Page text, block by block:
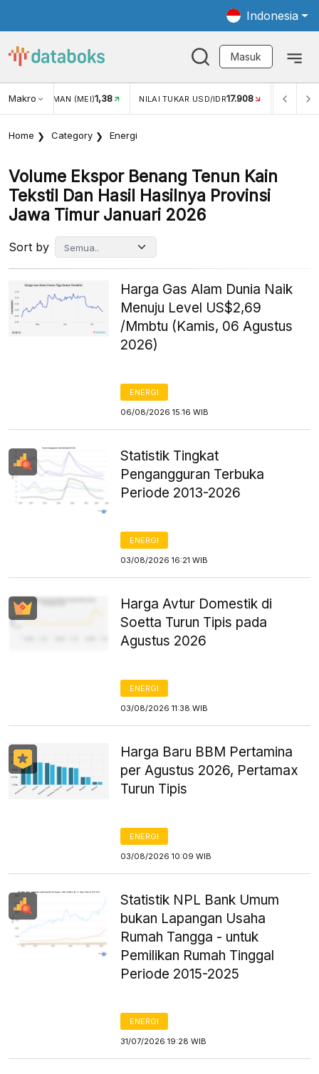
Indonesia
Masuk
MakroWISMAN (MEI)1,38 NILAI TUKAR USD/IDR17.908 INFLASI
Home Category Energi
Volume Ekspor Benang Tenun Kain
Tekstil Dan Hasil Hasilnya Provinsi
Jawa Timur Januari 2026
Sort by
Harga Gas Alam Dunia Naik
Menuju Level US$2,69
/Mmbtu (Kamis, 06 Agustus
2026)
ENERGI
06/08/2026 15:16 WIB
Statistik Tingkat
Pengangguran Terbuka
Periode 2013-2026
ENERGI
03/08/2026 16:21 WIB
Harga Avtur Domestik di
Soetta Turun Tipis pada
Agustus 2026
ENERGI
03/08/2026 11:38 WIB
Harga Baru BBM Pertamina
per Agustus 2026, Pertamax
Turun Tipis
ENERGI
03/08/2026 10:09 WIB
Statistik NPL Bank Umum
bukan Lapangan Usaha
Rumah Tangga - untuk
Pemilikan Rumah Tinggal
Periode 2015-2025
ENERGI
31/07/2026 19:28 WIB